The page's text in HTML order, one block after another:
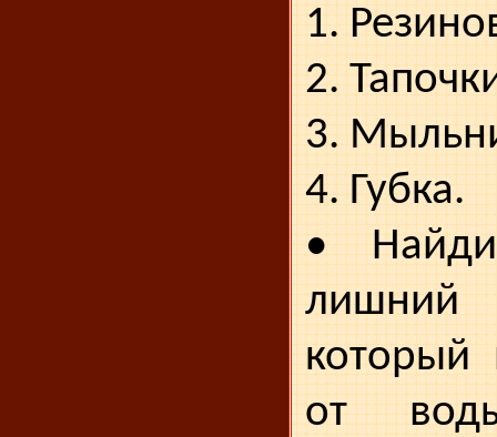
1.
2.
3.
4. Губка.
•
который
от